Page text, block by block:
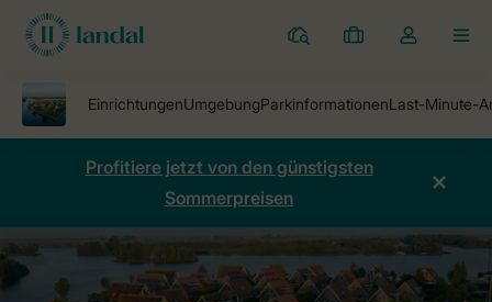
Ferienparks
Meine
Dropdown-
öffnen
Profitiere jetzt von den günstigsten
Sommerpreisen
Ferienparks Waterpark Terherne Preise vergleichen